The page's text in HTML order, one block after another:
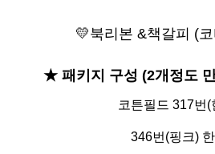
💛북리본 &책갈피 (
★ 패키지 구성 (2개정도
코튼필드 317번(
346번(핑크)